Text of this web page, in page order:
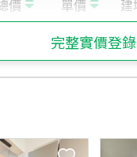
完整實價登錄